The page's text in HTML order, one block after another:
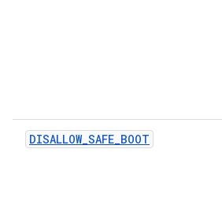
DISALLOW_SAFE_BOOT